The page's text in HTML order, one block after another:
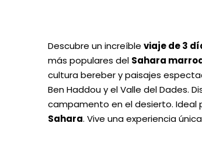
Descubre un increíble viaje de 3
más populares del Sahara
cultura bereber y paisajes
Ben Haddou y el Valle del Dades.
campamento en el desierto. Ideal
Sahara. Vive una experiencia